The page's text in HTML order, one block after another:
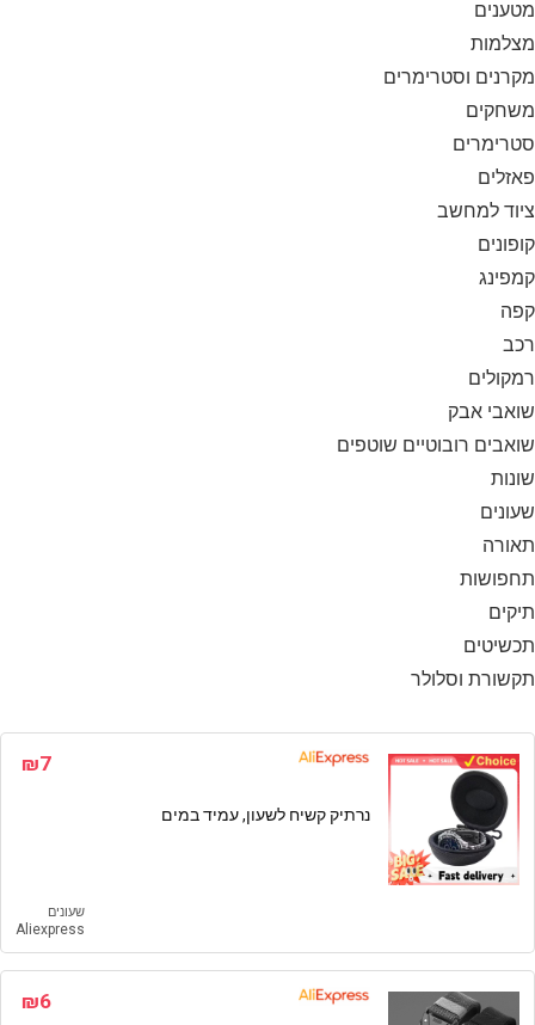
מטענים
מצלמות
מקרנים וסטרימרים
משחקים
סטרימרים
פאזלים
ציוד למחשב
קופונים
קמפינג
קפה
רכב
רמקולים
שואבי אבק
שואבים רובוטיים שוטפים
שונות
שעונים
תאורה
תחפושות
תיקים
תכשיטים
תקשורת וסלולר
₪7
נרתיק קשיח לשעון, עמיד במים
שעונים
Aliexpress
₪6